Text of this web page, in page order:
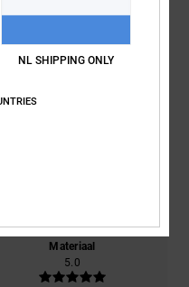
Materiaal
5.0
NL SHIPPING ONLY